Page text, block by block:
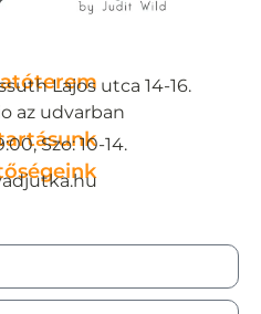
Lajos utca 14-16.
az udvarban
Szo: 10-14.